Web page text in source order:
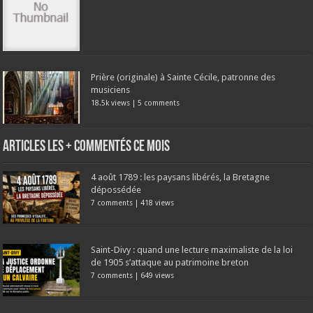
Prière (originale) à Sainte Cécile, patronne des
musiciens
18.5k views |5 comments
Articles les + commentés ce mois
4 août 1789 : les paysans libérés, la Bretagne
dépossédée
7 comments |418 views
Saint-Divy : quand une lecture maximaliste de la loi
de 1905 s’attaque au patrimoine breton
7 comments | 649 views